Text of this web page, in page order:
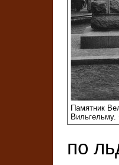
Памятник
Вильгельму.
по